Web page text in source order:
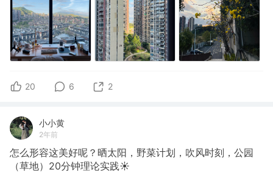
20 6 2
小小黄
2年前
怎么形容这美好呢？晒太阳，野菜计划，吹风时刻，公园
（草地）20分钟理论实践☀️